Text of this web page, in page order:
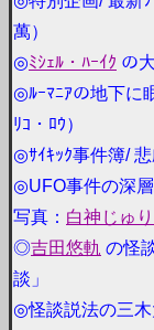
萬）
◎ﾐｼｪﾙ・ﾊｰｲｸ の
◎ﾙｰﾏﾆｱの地下に
ﾘｺ・ﾛｳ）
◎ｻｲｷｯｸ事件簿/
◎UFO事件の深
写真： 白神じゅり
◎吉田悠軌 の怪
談」
◎怪談説法の三木